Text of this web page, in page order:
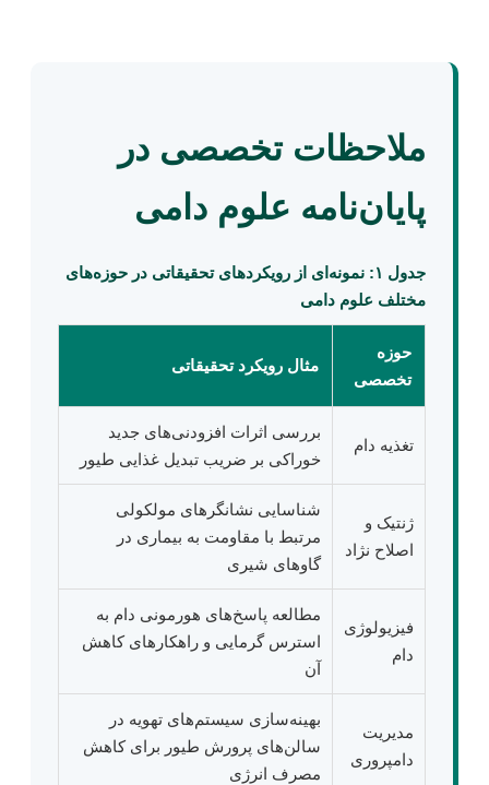
ملاحظات تخصصی در
پایان‌نامه علوم دامی
جدول ۱: نمونه‌ای از رویکردهای تحقیقاتی در حوزه‌های
مختلف علوم دامی
حوزه
تخصصی
مثال رویکرد تحقیقاتی
تغذیه دام
بررسی اثرات افزودنی‌های جدید
خوراکی بر ضریب تبدیل غذایی طیور
ژنتیک و
اصلاح نژاد
شناسایی نشانگرهای مولکولی
مرتبط با مقاومت به بیماری در
گاوهای شیری
فیزیولوژی
دام
مطالعه پاسخ‌های هورمونی دام به
استرس گرمایی و راهکارهای کاهش
آن
مدیریت
دامپروری
بهینه‌سازی سیستم‌های تهویه در
سالن‌های پرورش طیور برای کاهش
مصرف انرژی